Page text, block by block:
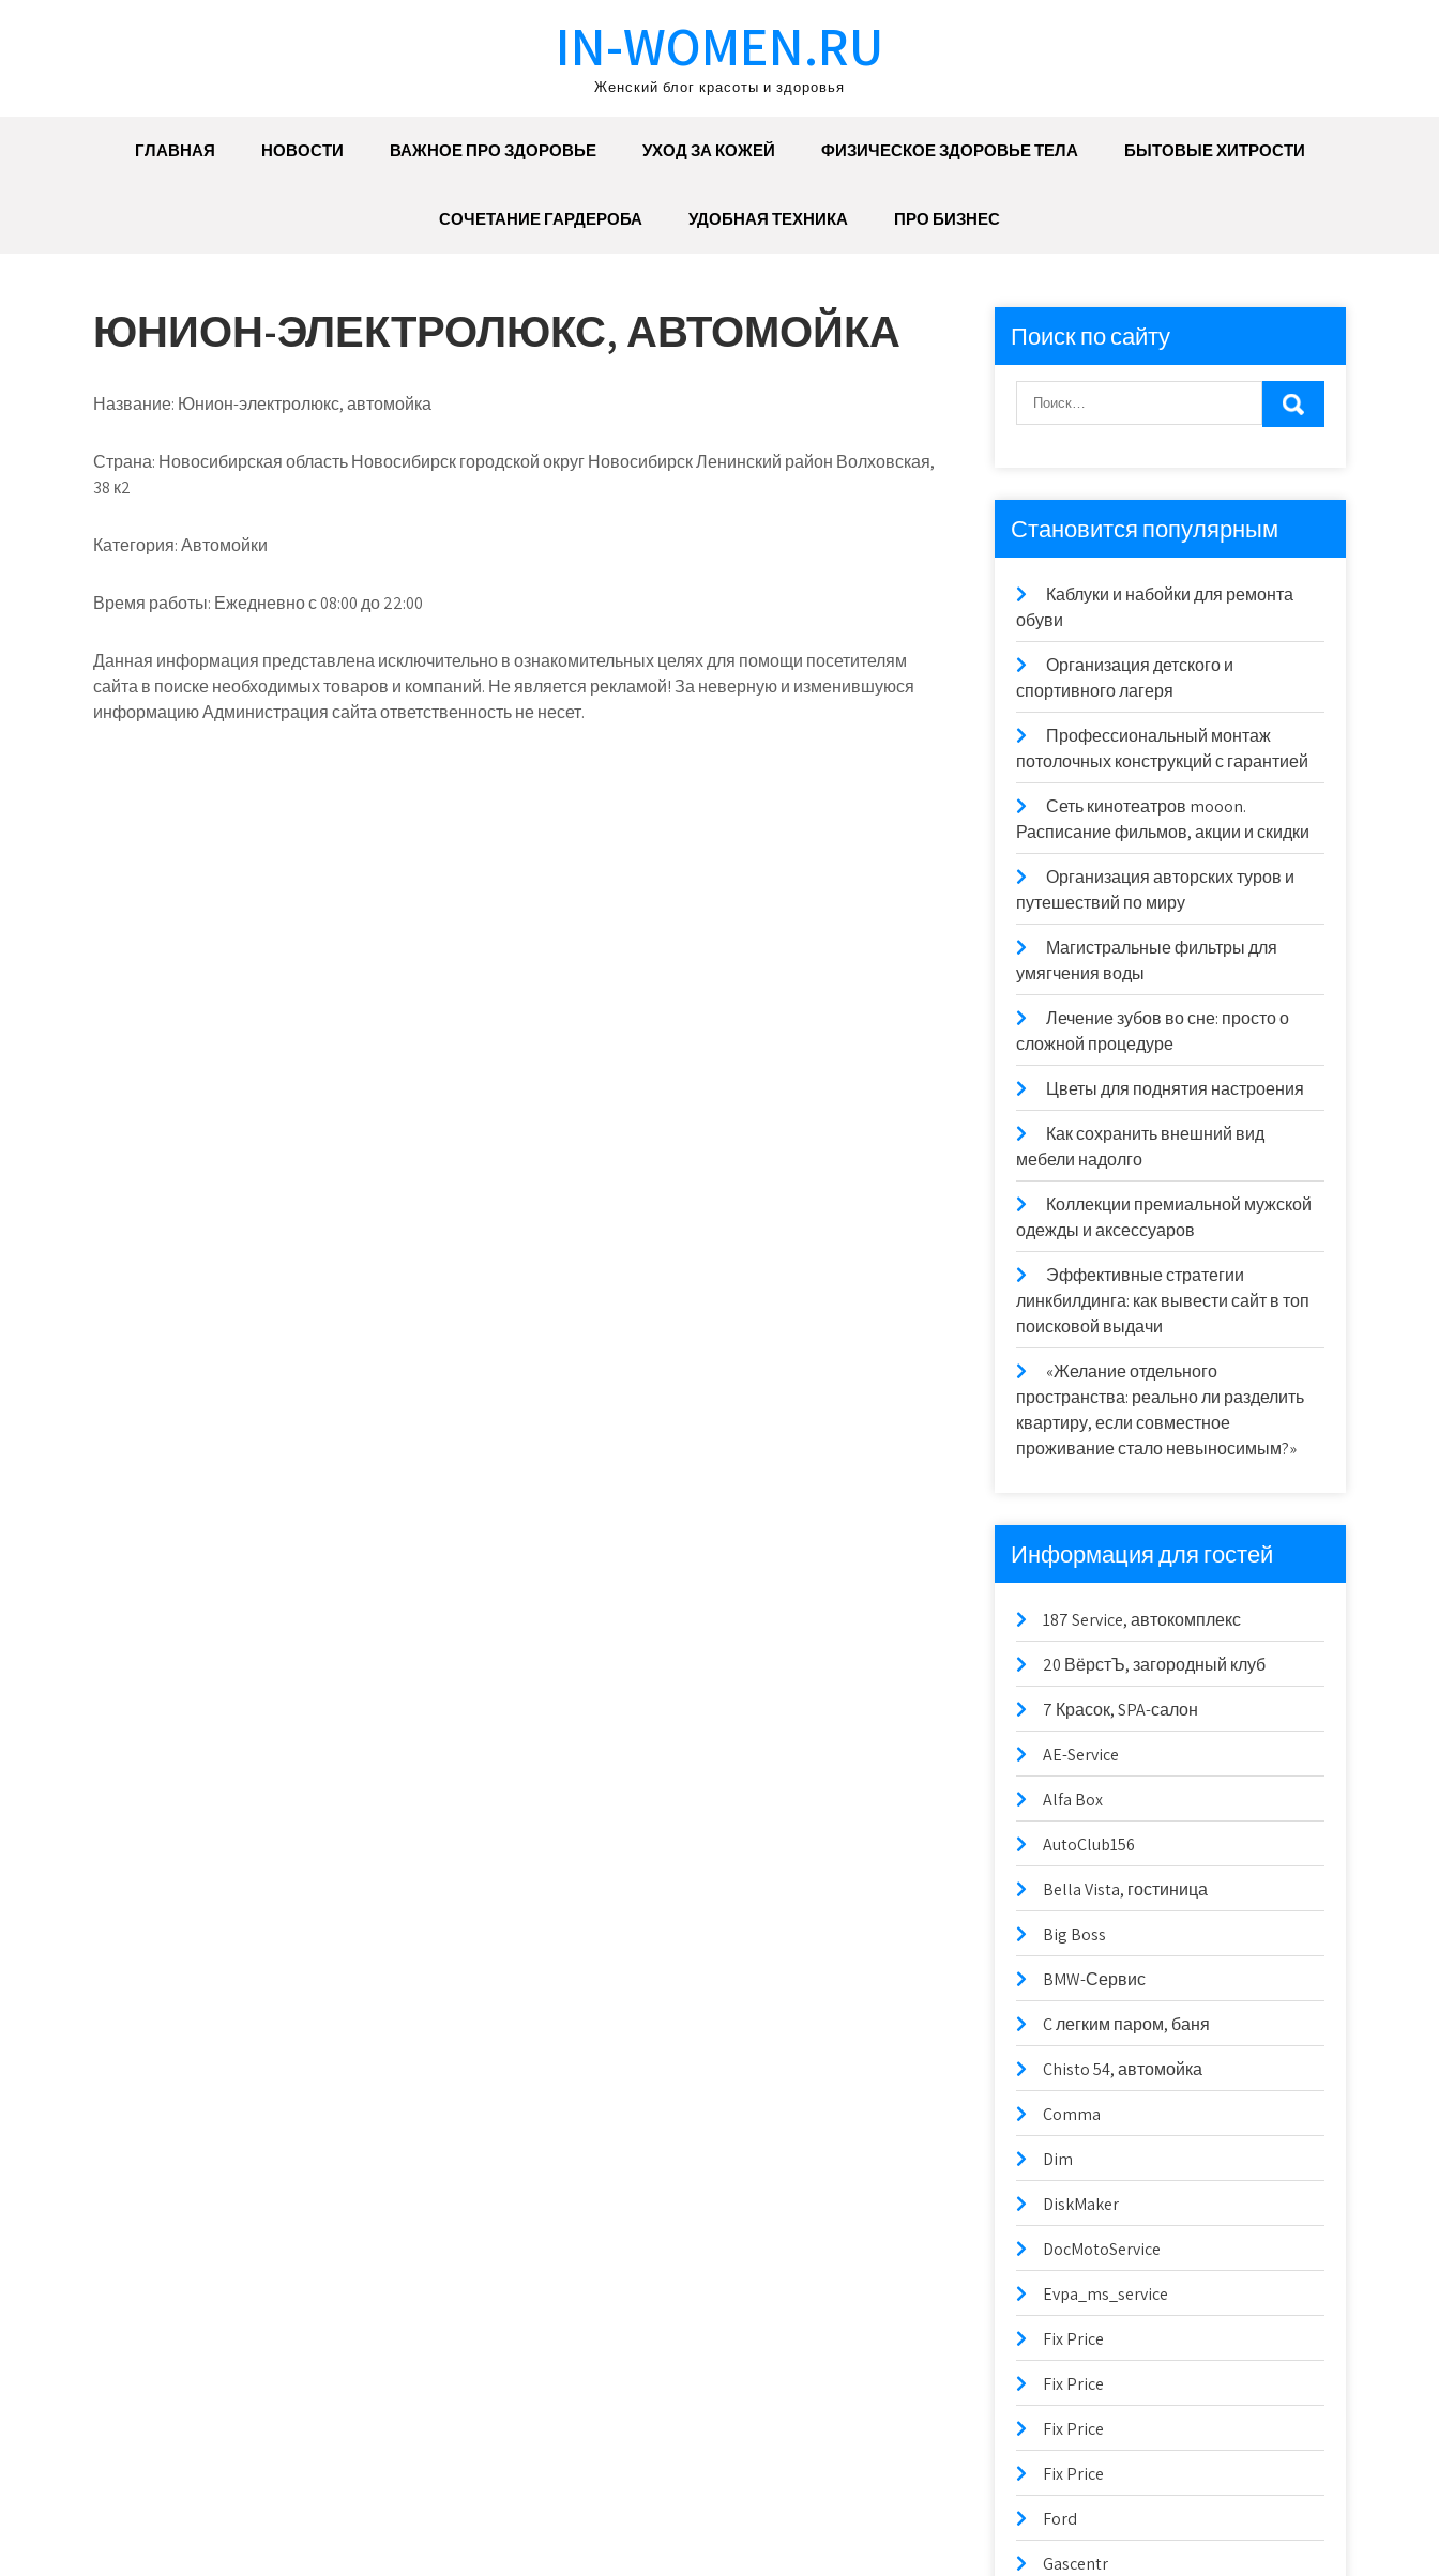
IN-WOMEN.RU
Женский блог красоты и здоровья
ГЛАВНАЯ НОВОСТИ ВАЖНОЕ ПРО ЗДОРОВЬЕ УХОД ЗА КОЖЕЙ ФИЗИЧЕСКОЕ ЗДОРОВЬЕ ТЕЛА БЫТОВЫЕ ХИТРОСТИ
СОЧЕТАНИЕ ГАРДЕРОБА УДОБНАЯ ТЕХНИКА ПРО БИЗНЕС
ЮНИОН-ЭЛЕКТРОЛЮКС, АВТОМОЙКА
Название: Юнион-электролюкс, автомойка
Страна: Новосибирская область Новосибирск городской округ Новосибирск Ленинский район Волховская,
38 к2
Категория:Автомойки
Время работы: Ежедневно с 08:00 до 22:00
Данная информация представлена исключительно в ознакомительных целях для помощи посетителям
сайта в поиске необходимых товаров и компаний. Не является рекламой! За неверную и изменившуюся
информацию Администрация сайта ответственность не несет.
Поиск по сайту
Становится популярным
Каблуки и набойки для ремонта
обуви
Организация детского и
спортивного лагеря
Профессиональный монтаж
потолочных конструкций с гарантией
Сеть кинотеатров mooon.
Расписание фильмов, акции и скидки
Организация авторских туров и
путешествий по миру
Магистральные фильтры для
умягчения воды
Лечение зубов во сне: просто о
сложной процедуре
Цветы для поднятия настроения
Как сохранить внешний вид
мебели надолго
Коллекции премиальной мужской
одежды и аксессуаров
Эффективные стратегии
линкбилдинга: как вывести сайт в топ
поисковой выдачи
«Желание отдельного
пространства: реально ли разделить
квартиру, если совместное
проживание стало невыносимым?»
Информация для гостей
187 Service, автокомплекс
20 ВёрстЪ, загородный клуб
7 Красок, SPA-салон
AE-Service
Alfa Box
AutoClub156
Bella Vista, гостиница
Big Boss
BMW-Сервис
C легким паром, баня
Chisto 54, автомойка
Comma
Dim
DiskMaker
DocMotoService
Evpa_ms_service
Fix Price
Fix Price
Fix Price
Fix Price
Ford
Gascentr